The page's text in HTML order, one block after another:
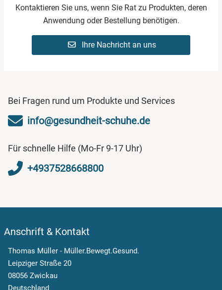
Kontaktieren Sie uns, wenn Sie Rat zu Produkten, deren
Anwendung oder Bestellung benötigen.
Ihre Nachricht an uns
Bei Fragen rund um Produkte und Services
info@gesundheit-schuhe.de
Für schnelle Hilfe (Mo-Fr 9-17 Uhr)
+4937528668800
Anschrift & Kontakt
Thomas Müller - Müller.Bewegt.Gesund.
Leipziger Straße 20
08056 Zwickau
Deutschland